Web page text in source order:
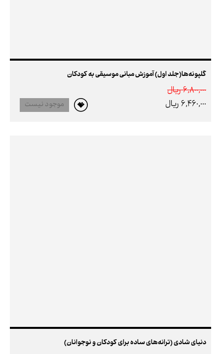
گلپونه‌ها(جلد اول) آموزش مبانی موسیقی به کودکان
6,800,000 ريال
6,460,000 ريال
موجود نیست
دنیای شادی (ترانه‌های ساده برای کودکان و نوجوانان)